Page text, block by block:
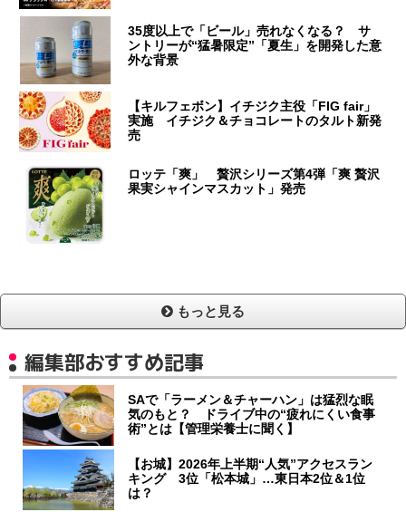
35度以上で「ビール」売れなくなる？ サ
ントリーが“猛暑限定”「夏生」を開発した意
外な背景
【キルフェボン】イチジク主役「FIG fair」
実施 イチジク＆チョコレートのタルト新発
売
ロッテ「爽」 贅沢シリーズ第4弾「爽 贅沢
果実シャインマスカット」発売
もっと見る
編集部おすすめ記事
SAで「ラーメン＆チャーハン」は猛烈な眠
気のもと？ ドライブ中の“疲れにくい食事
術”とは【管理栄養士に聞く】
【お城】2026年上半期“人気”アクセスラン
キング 3位「松本城」…東日本2位＆1位
は？